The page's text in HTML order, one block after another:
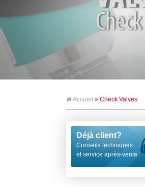
Accueil » Check Valves
Déjà client?
Conseils techniques
et service après-vente